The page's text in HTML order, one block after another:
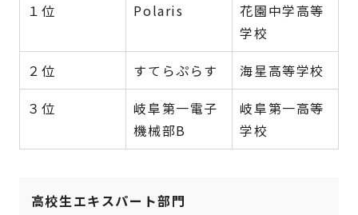
１位
Polaris
花園中学高等
学校
２位
すてらぷらす
海星高等学校
３位
岐阜第一電子
機械部B
岐阜第一高等
学校
高校生エキスパート部門